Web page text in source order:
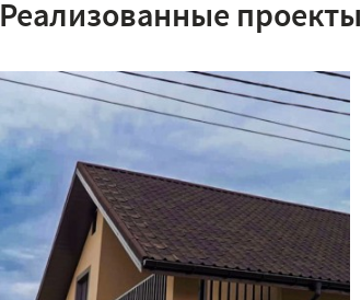
Реализованные проекты